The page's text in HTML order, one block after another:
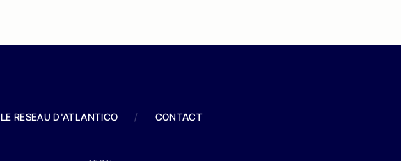
LE RESEAU D'ATLANTICO / CONTACT